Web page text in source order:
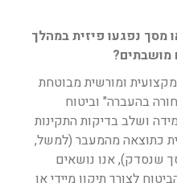
נפגעו פיזית במהלך
מושבתים?
ומורשית מבוטחת
בהעברה" וביטוח
ושלב בדיקות התקינות
כתוצאה מהמעבר (למשל,
שנסדק), אנו נושאים
לצורך תיקון מיידי או